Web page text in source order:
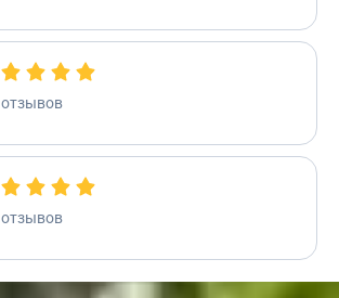
отзывов
отзывов